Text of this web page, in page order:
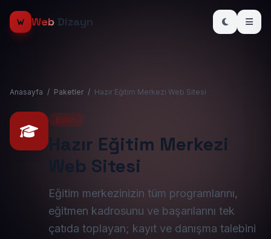
Web Dizayn
Anasayfa / Paketler / Hazır Eğitim Merkezi Web Sitesi
Eğitim
Hazır Eğitim Merkezi
Web Sitesi
Eğitim merkezinizin tüm programlarını,
eğitmen kadrosunu ve başarılarını tek
çatıda toplayan; kayıt ve danışma talebini